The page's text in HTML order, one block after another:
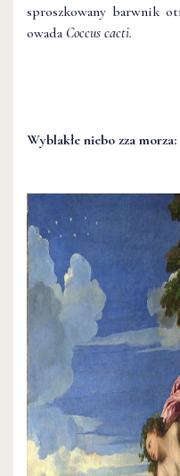
sproszkowany barwnik
owada Coccus cacti.
Wyblakłe niebo zza